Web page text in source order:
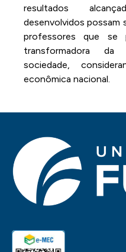
resultados
desenvolvidos possam
professores que se
transformadora
sociedade,
econômica nacional.